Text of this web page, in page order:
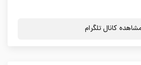
کانال تلگرام